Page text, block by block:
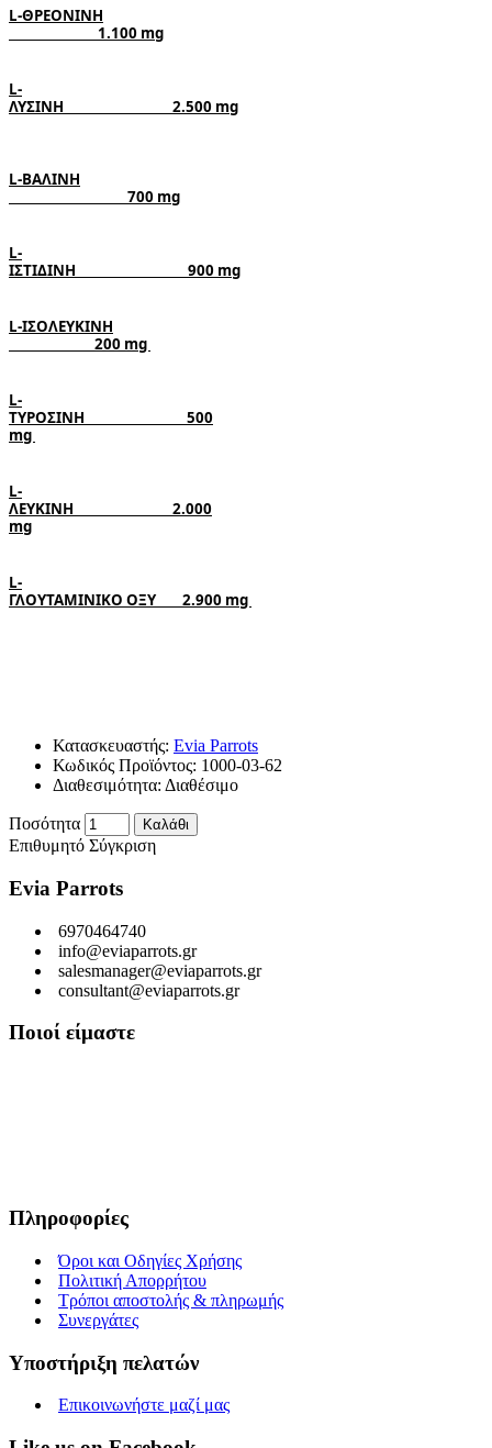
L-ΘΡΕΟΝΙΝΗ
                           1.100
mg
ΛΥΣΙΝΗ                                 2.500
L-ΒΑΛΙΝΗ
                                    700
mg
ΙΣΤΙΔΙΝΗ                                  900 mg
L-ΙΣΟΛΕΥΚΙΝΗ
                          200
mg
ΤΥΡΟΣΙΝΗ                               500
mg
L-
ΛΕΥΚΙΝΗ                              2.000
mg
L-
ΓΛΟΥΤΑΜΙΝΙΚΟ ΟΞΥ        2.900 mg
Κατασκευαστής: Evia Parrots
Κωδικός Προϊόντος: 1000-03-62
Διαθεσιμότητα: Διαθέσιμο
Ποσότητα Καλάθι
Επιθυμητό Σύγκριση
Evia Parrots
6970464740
info@eviaparrots.gr
salesmanager@eviaparrots.gr
consultant@eviaparrots.gr
Ποιοί είμαστε
Πληροφορίες
Όροι και Οδηγίες Χρήσης
Πολιτική Απορρήτου
Τρόποι αποστολής & πληρωμής
Συνεργάτες
Υποστήριξη πελατών
Επικοινωνήστε μαζί μας